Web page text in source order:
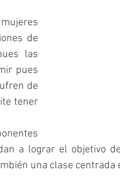
de
las
pues
de
tener
a lograr el objetivo
una clase centrada